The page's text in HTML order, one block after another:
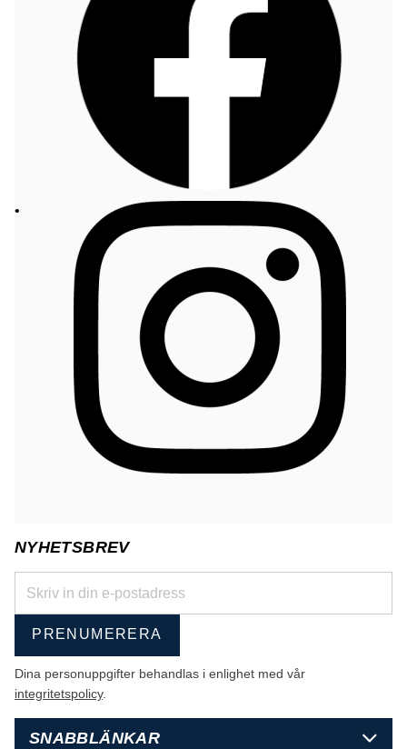
NYHETSBREV
PRENUMERERA
Dina personuppgifter behandlas i enlighet med vår
integritetspolicy.
SNABBLÄNKAR